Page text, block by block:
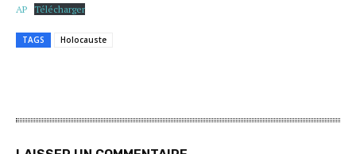
AP
Télécharger
TAGS Holocauste